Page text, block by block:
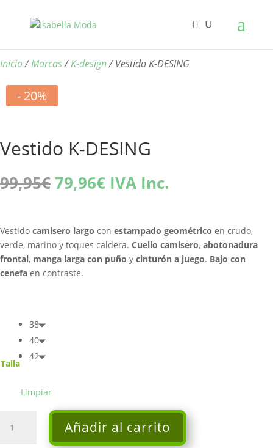
Inicio/Marcas/K-design/ Vestido K-DESING
- 20%
Vestido K-DESING
99,95€El
precio
era:
99,95€.
79,96€El
precio
es:
79,96€.
IVA Inc.
Vestido camisero largo con estampado geométrico en crudo,
verde, marino y toques caldera. Cuello camisero, abotonadura
frontal, manga larga con puño y cinturón a juego. Bajo con
cenefa en contraste.
Talla
38
40
42
Limpiar
Añadir al carrito